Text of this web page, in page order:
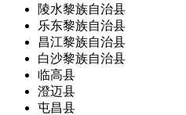
陵水黎族自治县
乐东黎族自治县
昌江黎族自治县
白沙黎族自治县
临高县
澄迈县
屯昌县